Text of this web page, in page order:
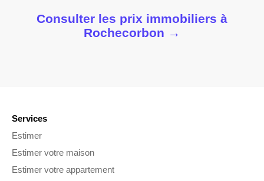
Consulter les prix immobiliers à
Rochecorbon →
Services
Estimer
Estimer votre maison
Estimer votre appartement